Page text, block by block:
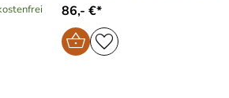
86,- €*